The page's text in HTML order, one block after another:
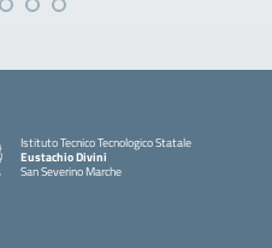
Istituto Tecnico Tecnologico Statale
Eustachio Divini
San Severino Marche